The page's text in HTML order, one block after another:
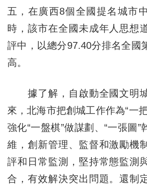
五，在廣西8個全國提名城市
時，該市在全國未成年人思想
評中，以總分97.40分排名全國
高。
據了解，自啟動全國文明
來，北海市把創城工作作為“一
強化“一盤棋”做謀劃、“一張圖”
維，創新管理、監督和激勵機
評和日常監測，堅持常態監測
合，有效解決突出問題。還制